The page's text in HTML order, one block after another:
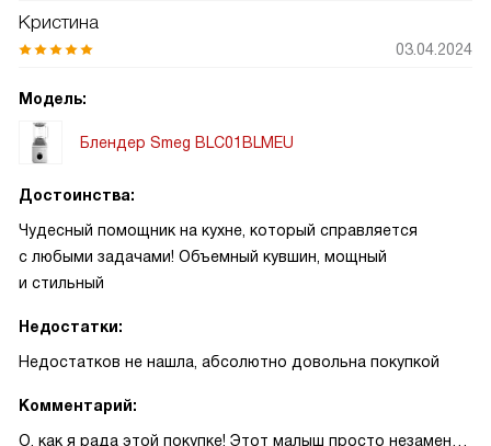
Кристина
03.04.2024
Модель:
Блендер Smeg BLC01BLMEU
Достоинства:
Чудесный помощник на кухне, который справляется
с любыми задачами! Объемный кувшин, мощный
и стильный
Недостатки:
Недостатков не нашла, абсолютно довольна покупкой
Комментарий:
О, как я рада этой покупке! Этот малыш просто незаменим